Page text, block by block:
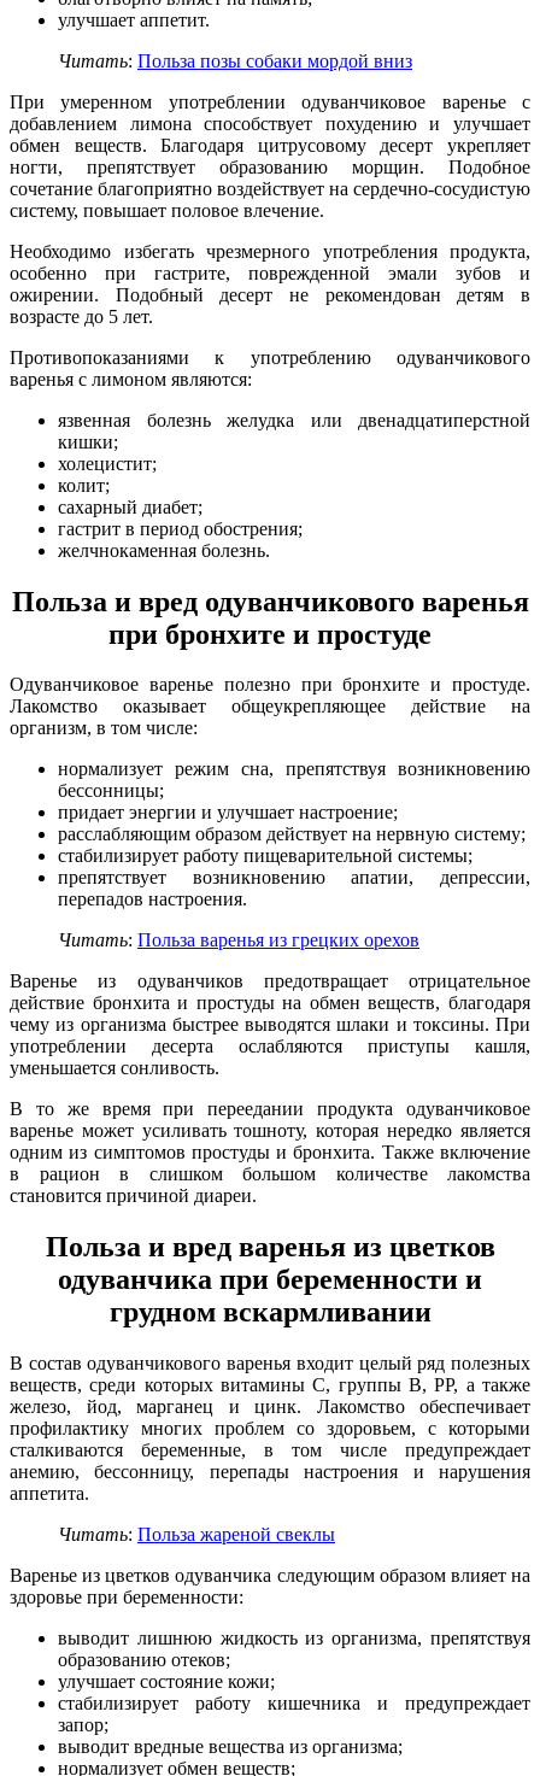
улучшает аппетит.
Читать: Польза позы собаки мордой вниз
При умеренном употреблении одуванчиковое варенье с
добавлением лимона способствует похудению и улучшает
обмен веществ. Благодаря цитрусовому десерт укрепляет
ногти, препятствует образованию морщин. Подобное
сочетание благоприятно воздействует на сердечно-сосудистую
систему, повышает половое влечение.
Необходимо избегать чрезмерного употребления продукта,
особенно при гастрите, поврежденной эмали зубов и
ожирении. Подобный десерт не рекомендован детям в
возрасте до 5 лет.
Противопоказаниями к употреблению одуванчикового
варенья с лимоном являются:
язвенная болезнь желудка или двенадцатиперстной
кишки;
холецистит;
колит;
сахарный диабет;
гастрит в период обострения;
желчнокаменная болезнь.
Польза и вред одуванчикового варенья
при бронхите и простуде
Одуванчиковое варенье полезно при бронхите и простуде.
Лакомство оказывает общеукрепляющее действие на
организм, в том числе:
нормализует режим сна, препятствуя возникновению
бессонницы;
придает энергии и улучшает настроение;
расслабляющим образом действует на нервную систему;
стабилизирует работу пищеварительной системы;
препятствует возникновению апатии, депрессии,
перепадов настроения.
Читать: Польза варенья из грецких орехов
Варенье из одуванчиков предотвращает отрицательное
действие бронхита и простуды на обмен веществ, благодаря
чему из организма быстрее выводятся шлаки и токсины. При
употреблении десерта ослабляются приступы кашля,
уменьшается сонливость.
В то же время при переедании продукта одуванчиковое
варенье может усиливать тошноту, которая нередко является
одним из симптомов простуды и бронхита. Также включение
в рацион в слишком большом количестве лакомства
становится причиной диареи.
Польза и вред варенья из цветков
одуванчика при беременности и
грудном вскармливании
В состав одуванчикового варенья входит целый ряд полезных
веществ, среди которых витамины C, группы B, PP, а также
железо, йод, марганец и цинк. Лакомство обеспечивает
профилактику многих проблем со здоровьем, с которыми
сталкиваются беременные, в том числе предупреждает
анемию, бессонницу, перепады настроения и нарушения
аппетита.
Читать: Польза жареной свеклы
Варенье из цветков одуванчика следующим образом влияет на
здоровье при беременности:
выводит лишнюю жидкость из организма, препятствуя
образованию отеков;
улучшает состояние кожи;
стабилизирует работу кишечника и предупреждает
запор;
выводит вредные вещества из организма;
нормализует обмен веществ;